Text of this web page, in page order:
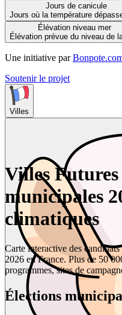
Jours de canicule
Jours où la température
Élévation niveau mer
Élévation prévue du niveau de
Une initiative par
Soutenir le projet
Villes
Villes
municipales
climatiques
Carte interactive des
2026 en France. Plus de 50
programmes, sites de
Élections